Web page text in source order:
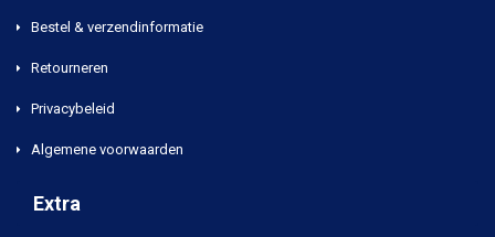
Bestel & verzendinformatie
Retourneren
Privacybeleid
Algemene voorwaarden
Extra